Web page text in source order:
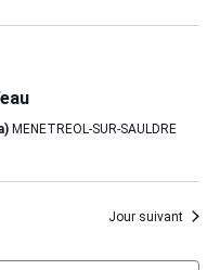
et
vues
MENETREOL-SUR-SAULDRE
Jour suivant